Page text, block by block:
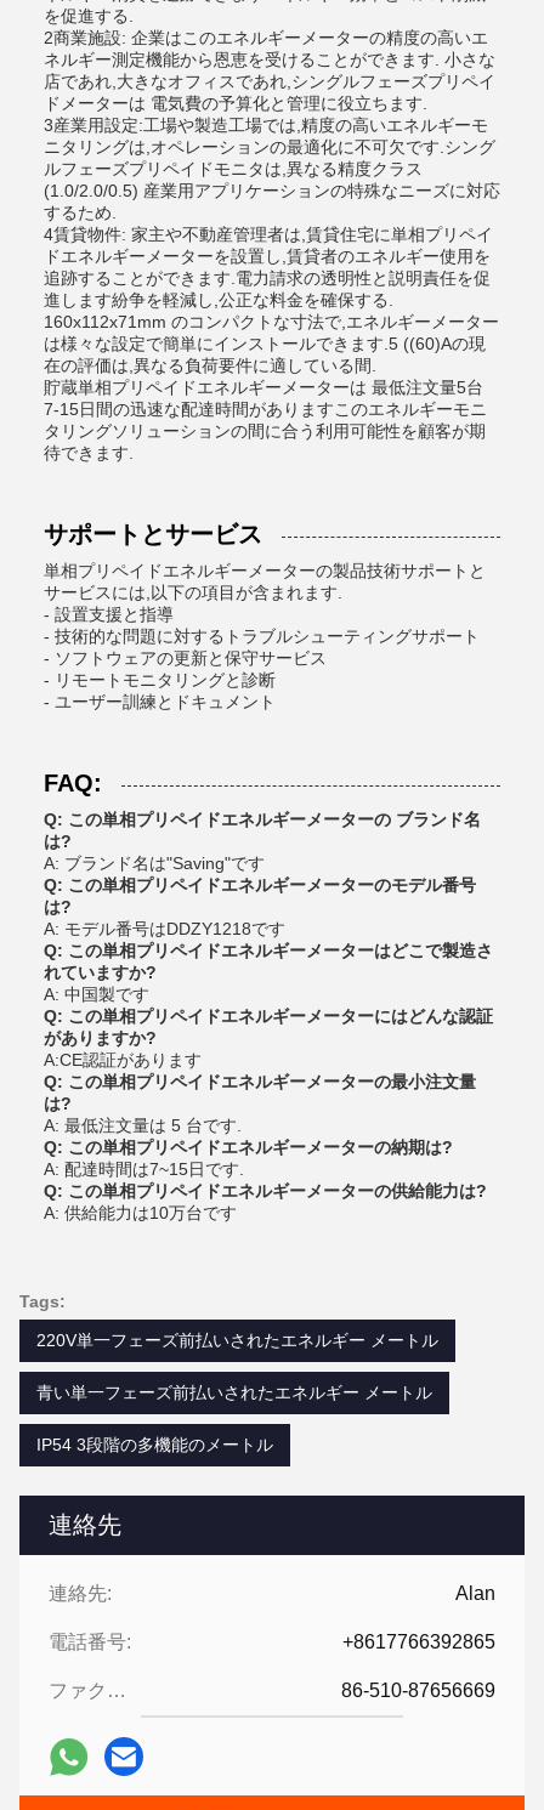
連絡先
連絡先: Alan
電話番号: +8617766392865
ファクシミリ: 86-510-87656669
を促進する.
2商業施設: 企業はこのエネルギーメーターの精度の高いエ
ネルギー測定機能から恩恵を受けることができます. 小さな
店であれ,大きなオフィスであれ,シングルフェーズプリペイ
ドメーターは 電気費の予算化と管理に役立ちます.
3産業用設定:工場や製造工場では,精度の高いエネルギーモ
ニタリングは,オペレーションの最適化に不可欠です.シング
ルフェーズプリペイドモニタは,異なる精度クラス
(1.0/2.0/0.5) 産業用アプリケーションの特殊なニーズに対応
するため.
4賃貸物件: 家主や不動産管理者は,賃貸住宅に単相プリペイ
ドエネルギーメーターを設置し,賃貸者のエネルギー使用を
追跡することができます.電力請求の透明性と説明責任を促
進します紛争を軽減し,公正な料金を確保する.
160x112x71mm のコンパクトな寸法で,エネルギーメーター
は様々な設定で簡単にインストールできます.5 ((60)Aの現
在の評価は,異なる負荷要件に適している間.
貯蔵単相プリペイドエネルギーメーターは 最低注文量5台
7-15日間の迅速な配達時間がありますこのエネルギーモニ
タリングソリューションの間に合う利用可能性を顧客が期
待できます.
サポートとサービス
単相プリペイドエネルギーメーターの製品技術サポートと
サービスには,以下の項目が含まれます.
- 設置支援と指導
- 技術的な問題に対するトラブルシューティングサポート
- ソフトウェアの更新と保守サービス
- リモートモニタリングと診断
- ユーザー訓練とドキュメント
FAQ:
Q: この単相プリペイドエネルギーメーターの ブランド名
は?
A: ブランド名は"Saving"です
Q: この単相プリペイドエネルギーメーターのモデル番号
は?
A: モデル番号はDDZY1218です
Q: この単相プリペイドエネルギーメーターはどこで製造さ
れていますか?
A: 中国製です
Q: この単相プリペイドエネルギーメーターにはどんな認証
がありますか?
A:CE認証があります
Q: この単相プリペイドエネルギーメーターの最小注文量
は?
A: 最低注文量は 5 台です.
Q: この単相プリペイドエネルギーメーターの納期は?
A: 配達時間は7~15日です.
Q: この単相プリペイドエネルギーメーターの供給能力は?
A: 供給能力は10万台です
Tags:
220V単一フェーズ前払いされたエネルギー メートル
青い単一フェーズ前払いされたエネルギー メートル
IP54 3段階の多機能のメートル